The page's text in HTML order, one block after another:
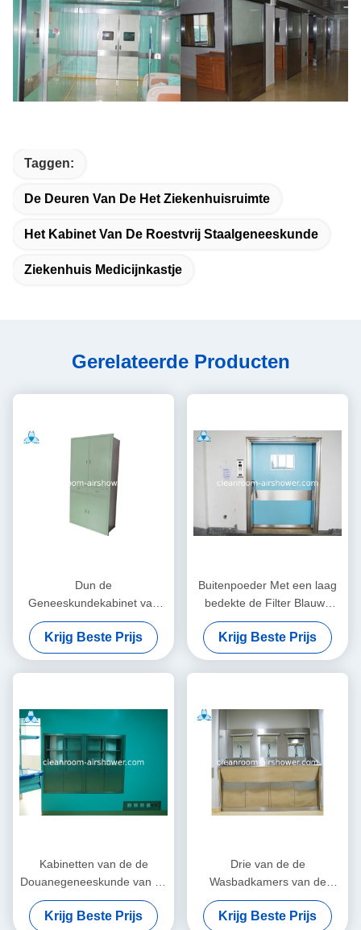
Taggen:
De Deuren Van De Het Ziekenhuisruimte
Het Kabinet Van De Roestvrij Staalgeneeskunde
Ziekenhuis Medicijnkastje
Gerelateerde Producten
Dun de
Geneeskundekabinet van
het twee Ladeziekenhuis -
Omrand zonder Halve
Glasdeur
Krijg Beste Prijs
Buitenpoeder Met een laag
bedekte de Filter Blauwe
Kleur van de het
Ziekenhuislucht met Enige
Schommelingsdeur
Krijg Beste Prijs
Kabinetten van de de
Douanegeneeskunde van de
het ziekenhuislucht de
Schone, het Geanodiseerde
Krijg Beste Prijs
Drie van de de
Wasbadkamers van de
Spiegelshand het
Bassinkabinetten met Drie
Krijg Beste Prijs